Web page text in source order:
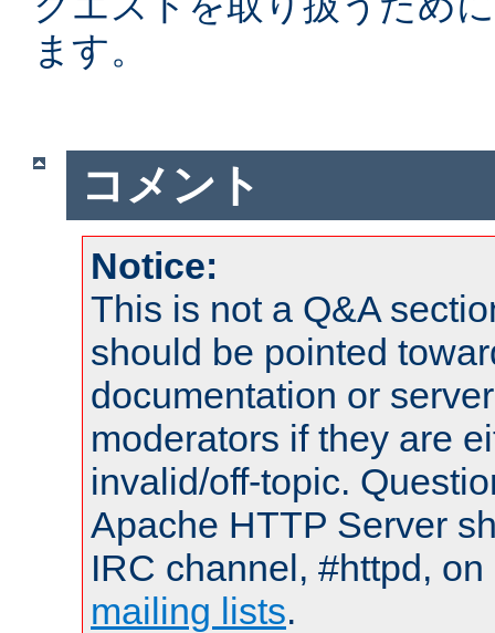
ます。
コメント
Notice:
This is not a Q&A
should be pointed
documentation or
moderators if they are
invalid/off-topic.
Apache HTTP Server
IRC channel, #httpd,
mailing lists.